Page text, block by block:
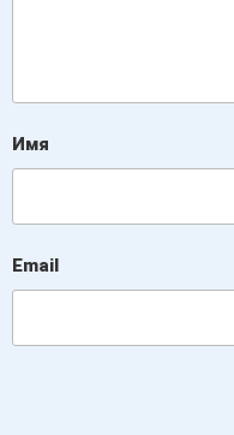
Имя
Email